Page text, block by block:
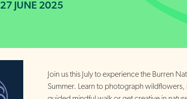
27 JUNE 2025
Join us this July to experience the Burren
Summer. Learn to photograph wildflowers,